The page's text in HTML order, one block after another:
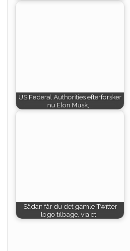
US Federal Authorities efterforsker
nu Elon Musk,…
Sådan får du det gamle Twitter
logo tilbage, via et…